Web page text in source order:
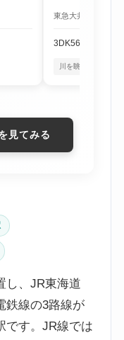
東急大井町線 尾山
3DK56.16m²
川を眺める暮らし
見てみる
し、JR東海道
鉄線の3路線が
です。JR線では